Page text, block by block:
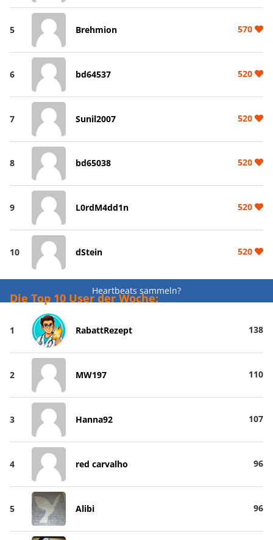
5 Brehmion 570
6 bd64537 520
7 Sunil2007 520
8 bd65038 520
9 L0rdM4dd1n 520
10 dStein 520
Heartbeats sammeln?
Die Top 10 User der Woche:
1 RabattRezept 138
2 MW197 110
3 Hanna92 107
4 red carvalho 96
5 Alibi 96